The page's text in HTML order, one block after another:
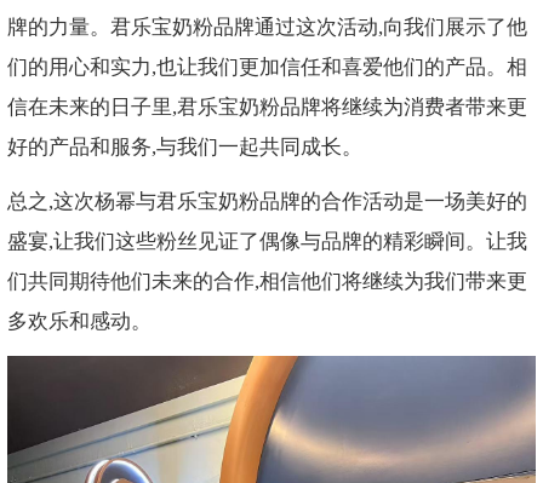
牌的力量。君乐宝奶粉品牌通过这次活动,向我们展示了他
们的用心和实力,也让我们更加信任和喜爱他们的产品。相
信在未来的日子里,君乐宝奶粉品牌将继续为消费者带来更
好的产品和服务,与我们一起共同成长。
总之,这次杨幂与君乐宝奶粉品牌的合作活动是一场美好的
盛宴,让我们这些粉丝见证了偶像与品牌的精彩瞬间。让我
们共同期待他们未来的合作,相信他们将继续为我们带来更
多欢乐和感动。